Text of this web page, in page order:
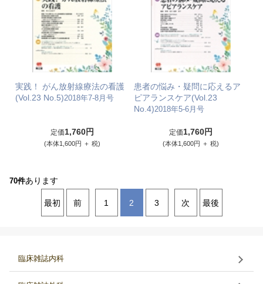
実践！ がん放射線療法の看護
(Vol.23 No.5)2018年7-8月号
定価1,760円
(本体1,600円 ＋ 税)
患者の悩み・疑問に応えるア
ピアランスケア(Vol.23
No.4)2018年5-6月号
定価1,760円
(本体1,600円 ＋ 税)
70件あります
最初 前 1 2 3 次 最後
臨床雑誌内科